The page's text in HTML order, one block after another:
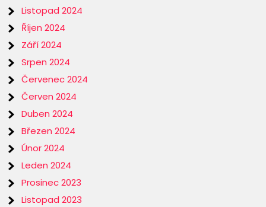
Listopad 2024
Říjen 2024
Září 2024
Srpen 2024
Červenec 2024
Červen 2024
Duben 2024
Březen 2024
Únor 2024
Leden 2024
Prosinec 2023
Listopad 2023